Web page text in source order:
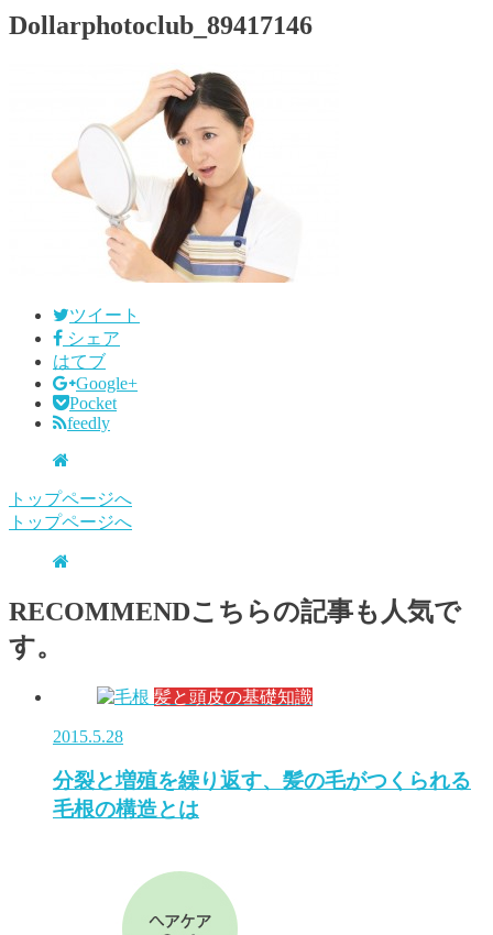
Dollarphotoclub_89417146
ツイート
シェア
はてブ
Google+
Pocket
feedly
トップページへ
トップページへ
RECOMMENDこちらの記事も人気で
す。
髪と頭皮の基礎知識
2015.5.28
分裂と増殖を繰り返す、髪の毛がつくられる
毛根の構造とは